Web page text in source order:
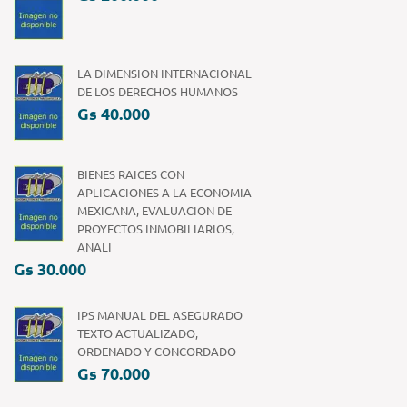
LA DIMENSION INTERNACIONAL
DE LOS DERECHOS HUMANOS
Gs 40.000
BIENES RAICES CON
APLICACIONES A LA ECONOMIA
MEXICANA, EVALUACION DE
PROYECTOS INMOBILIARIOS,
ANALI
Gs 30.000
IPS MANUAL DEL ASEGURADO
TEXTO ACTUALIZADO,
ORDENADO Y CONCORDADO
Gs 70.000